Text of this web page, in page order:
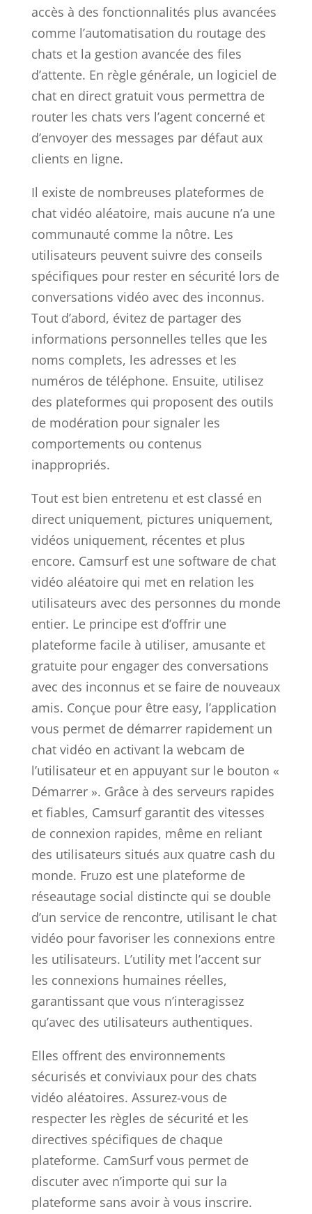
accès à des fonctionnalités plus avancées
comme l’automatisation du routage des
chats et la gestion avancée des files
d’attente. En règle générale, un logiciel de
chat en direct gratuit vous permettra de
router les chats vers l’agent concerné et
d’envoyer des messages par défaut aux
clients en ligne.
Il existe de nombreuses plateformes de
chat vidéo aléatoire, mais aucune n’a une
communauté comme la nôtre. Les
utilisateurs peuvent suivre des conseils
spécifiques pour rester en sécurité lors de
conversations vidéo avec des inconnus.
Tout d’abord, évitez de partager des
informations personnelles telles que les
noms complets, les adresses et les
numéros de téléphone. Ensuite, utilisez
des plateformes qui proposent des outils
de modération pour signaler les
comportements ou contenus
inappropriés.
Tout est bien entretenu et est classé en
direct uniquement, pictures uniquement,
vidéos uniquement, récentes et plus
encore. Camsurf est une software de chat
vidéo aléatoire qui met en relation les
utilisateurs avec des personnes du monde
entier. Le principe est d’offrir une
plateforme facile à utiliser, amusante et
gratuite pour engager des conversations
avec des inconnus et se faire de nouveaux
amis. Conçue pour être easy, l’application
vous permet de démarrer rapidement un
chat vidéo en activant la webcam de
l’utilisateur et en appuyant sur le bouton «
Démarrer ». Grâce à des serveurs rapides
et fiables, Camsurf garantit des vitesses
de connexion rapides, même en reliant
des utilisateurs situés aux quatre cash du
monde. Fruzo est une plateforme de
réseautage social distincte qui se double
d’un service de rencontre, utilisant le chat
vidéo pour favoriser les connexions entre
les utilisateurs. L’utility met l’accent sur
les connexions humaines réelles,
garantissant que vous n’interagissez
qu’avec des utilisateurs authentiques.
Elles offrent des environnements
sécurisés et conviviaux pour des chats
vidéo aléatoires. Assurez-vous de
respecter les règles de sécurité et les
directives spécifiques de chaque
plateforme. CamSurf vous permet de
discuter avec n’importe qui sur la
plateforme sans avoir à vous inscrire.